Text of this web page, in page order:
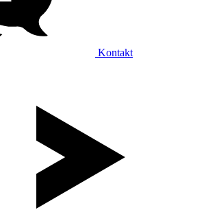
Kontakt